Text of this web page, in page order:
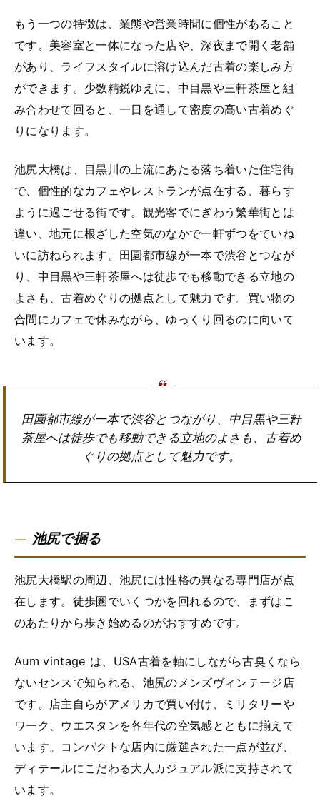
もう一つの特徴は、業態や営業時間に個性があること
です。美容室と一体になった店や、深夜まで開く老舗
があり、ライフスタイルに溶け込んだ古着の楽しみ方
ができます。少数精鋭ゆえに、中目黒や三軒茶屋と組
み合わせて回ると、一日を通して密度の高い古着めぐ
りになります。
池尻大橋は、目黒川の上流にあたる落ち着いた住宅街
で、個性的なカフェやレストランが点在する、暮らす
ように過ごせる街です。観光客でにぎわう繁華街とは
違い、地元に根ざした空気のなかで一軒ずつをていね
いに訪ねられます。田園都市線が一本で渋谷とつなが
り、中目黒や三軒茶屋へは徒歩でも移動できる立地の
よさも、古着めぐりの拠点として魅力です。買い物の
合間にカフェで休みながら、ゆっくり回るのに向いて
います。
田園都市線が一本で渋谷とつながり、中目黒や三軒
茶屋へは徒歩でも移動できる立地のよさも、古着め
ぐりの拠点として魅力です。
池尻で掘る
池尻大橋駅の周辺、池尻には性格の異なる専門店が点
在します。徒歩圏でいくつかを回れるので、まずはこ
のあたりから歩き始めるのがおすすめです。
Aum vintage は、USA古着を軸にしながら古臭くなら
ないセンスで知られる、池尻のメンズヴィンテージ店
です。店主自らがアメリカで買い付け、ミリタリーや
ワーク、ウエスタンを各年代の空気感とともに揃えて
います。コンパクトな店内に厳選された一点が並び、
ディテールにこだわる大人カジュアル派に支持されて
います。